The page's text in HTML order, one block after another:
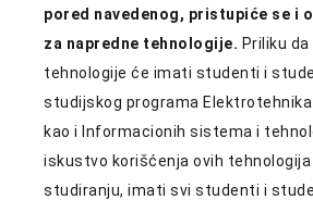
pored navedenog, pristupiće se i
za napredne tehnologije. Priliku
tehnologije će imati studenti i
studijskog programa
kao i Informacionih sistema i
iskustvo korišćenja ovih
studiranju, imati svi studenti i